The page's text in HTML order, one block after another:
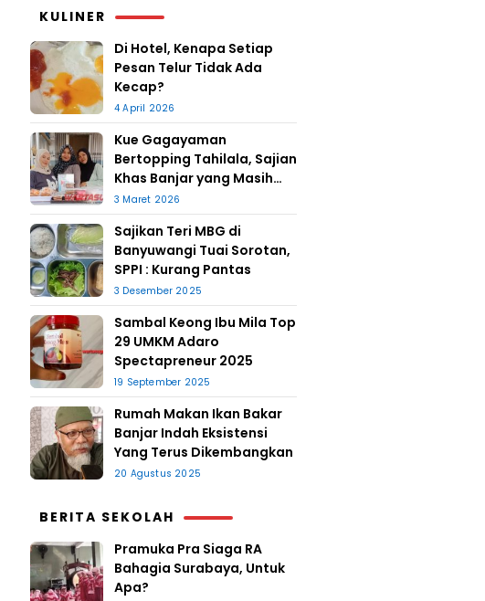
KULINER
Di Hotel, Kenapa Setiap
Pesan Telur Tidak Ada
Kecap?
4 April 2026
Kue Gagayaman
Bertopping Tahilala, Sajian
Khas Banjar yang Masih
Bertahan
3 Maret 2026
Sajikan Teri MBG di
Banyuwangi Tuai Sorotan,
SPPI : Kurang Pantas
3 Desember 2025
Sambal Keong Ibu Mila Top
29 UMKM Adaro
Spectapreneur 2025
19 September 2025
Rumah Makan Ikan Bakar
Banjar Indah Eksistensi
Yang Terus Dikembangkan
20 Agustus 2025
BERITA SEKOLAH
Pramuka Pra Siaga RA
Bahagia Surabaya, Untuk
Apa?